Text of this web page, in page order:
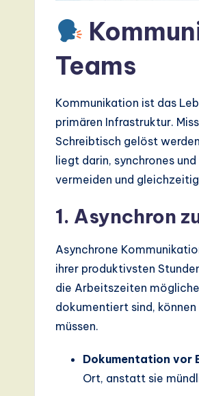
ft
w
Teams
Kommunikation ist das
primären Infrastruktur.
Schreibtisch gelöst
liegt darin, synchrones
vermeiden und
1. Asynchron
Asynchrone
ihrer produktivsten
die Arbeitszeiten
dokumentiert sind,
müssen.
Dokumentation vor
Ort, anstatt sie